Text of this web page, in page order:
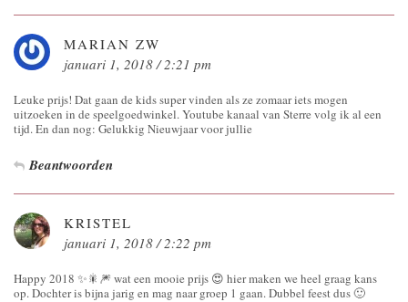
MARIAN ZW
januari 1, 2018 / 2:21 pm
Leuke prijs! Dat gaan de kids super vinden als ze zomaar iets mogen
uitzoeken in de speelgoedwinkel. Youtube kanaal van Sterre volg ik al een
tijd. En dan nog: Gelukkig Nieuwjaar voor jullie
Beantwoorden
KRISTEL
januari 1, 2018 / 2:22 pm
Happy 2018 ✨🎇🎆 wat een mooie prijs 😍 hier maken we heel graag kans
op. Dochter is bijna jarig en mag naar groep 1 gaan. Dubbel feest dus 🙂